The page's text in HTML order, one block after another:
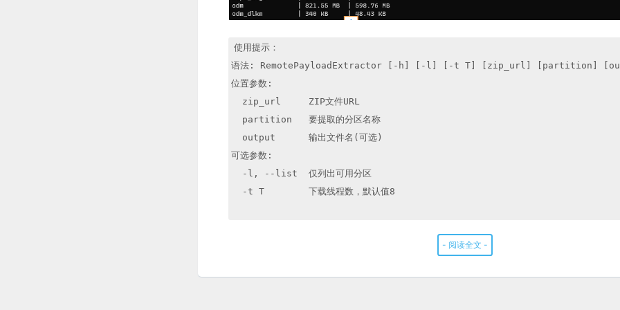
使用提示：
语法: RemotePayloadExtractor [-h] [-l] [-t T] [zip_url] [partition]
位置参数:
  zip_url     ZIP文件URL
  partition   要提取的分区名称
  output      输出文件名(可选)
可选参数:
  -l, --list  仅列出可用分区
  -t T        下载线程数，默认值8
- 阅读全文 -